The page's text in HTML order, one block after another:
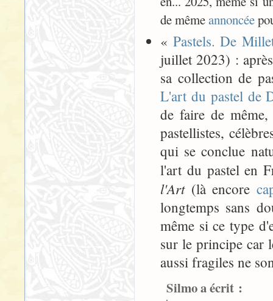
de mêmeannoncée
« Pastels. De
juillet 2023) :
sa collection de
L'art du pastel de
de faire de
pastellistes,
qui se conclue
l'art du pastel en
l'Art(là encore
longtemps sans
même si ce type
sur le principe car
aussi fragiles ne
Silmo a écrit :